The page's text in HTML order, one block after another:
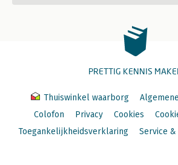
PRETTIG KENNIS
Thuiswinkel waarborg
Colofon
Privacy Cookies
Toegankelijkheidsverklaring
Service &